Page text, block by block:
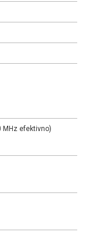
MHz efektivno)